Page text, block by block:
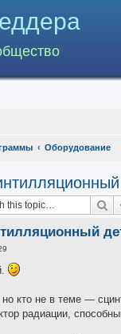
Оборудование
но кто не в теме —
радиации,